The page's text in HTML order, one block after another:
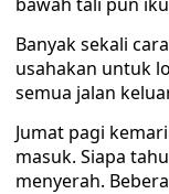
Banyak sekali
usahakan untuk
semua jalan
Jumat pagi
masuk. Siapa
menyerah.